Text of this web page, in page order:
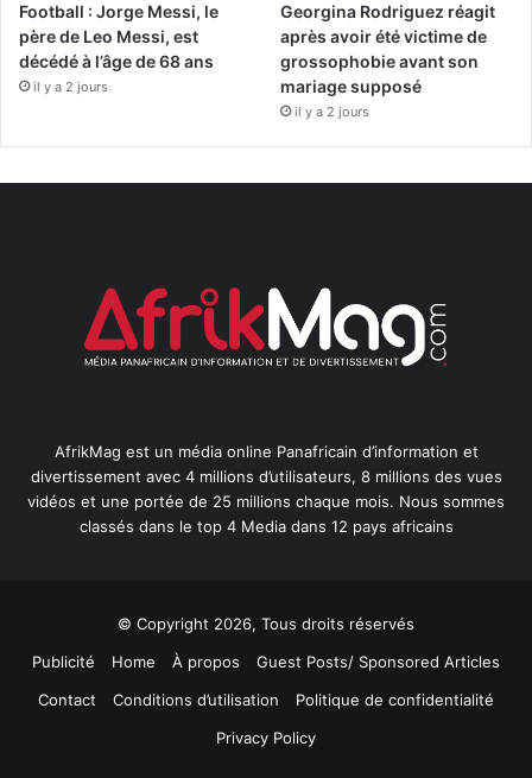
Football : Jorge Messi, le
père de Leo Messi, est
décédé à l’âge de 68 ans
il y a 2 jours
Georgina Rodriguez réagit
après avoir été victime de
grossophobie avant son
mariage supposé
il y a 2 jours
AfrikMag est un média online Panafricain d’information et
divertissement avec 4 millions d’utilisateurs, 8 millions des vues
vidéos et une portée de 25 millions chaque mois. Nous sommes
classés dans le top 4 Media dans 12 pays africains
© Copyright 2026, Tous droits réservés
Publicité
Home À propos
Guest Posts/ Sponsored Articles
Contact
Conditions d’utilisation
Politique de confidentialité
Privacy Policy